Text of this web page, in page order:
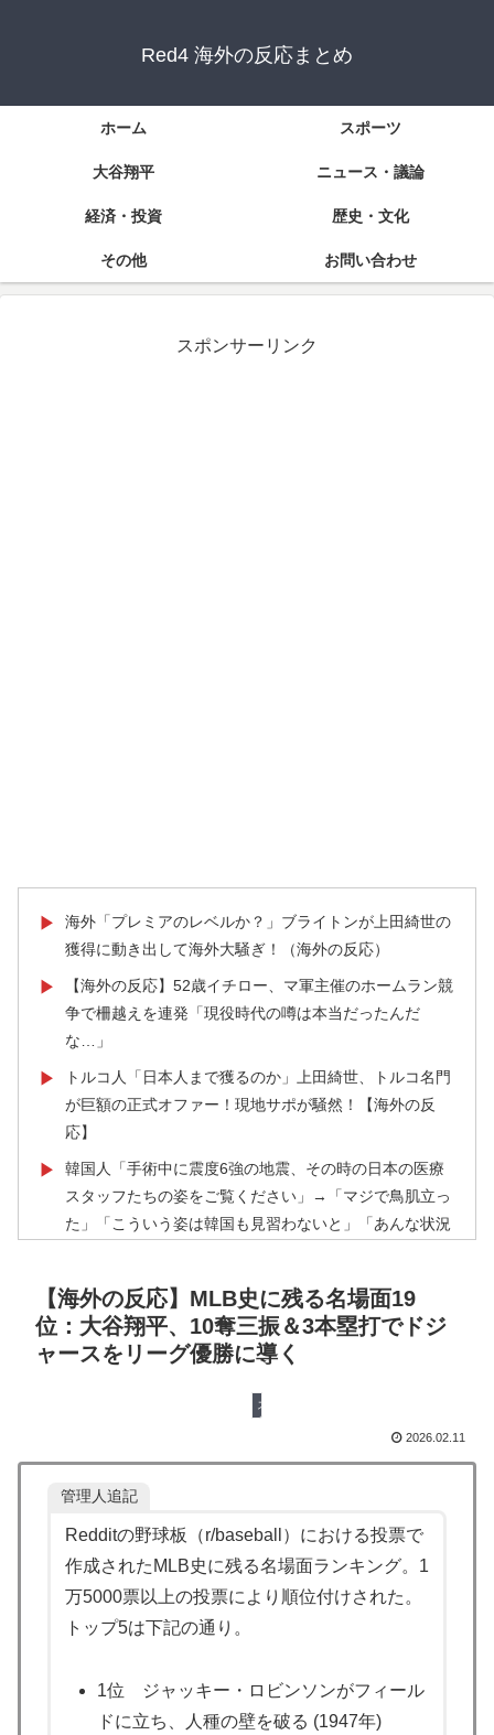
Red4 海外の反応まとめ
ホーム スポーツ
大谷翔平 ニュース・議論
経済・投資 歴史・文化
その他 お問い合わせ
スポンサーリンク
▶
海外「プレミアのレベルか？」ブライトンが上田綺世の
獲得に動き出して海外大騒ぎ！（海外の反応）
▶
【海外の反応】52歳イチロー、マ軍主催のホームラン競
争で柵越えを連発「現役時代の噂は本当だったんだ
な…」
▶
トルコ人「日本人まで獲るのか」上田綺世、トルコ名門
が巨額の正式オファー！現地サポが騒然！【海外の反
応】
▶
韓国人「手術中に震度6強の地震、その時の日本の医療
スタッフたちの姿をご覧ください」→「マジで鳥肌立っ
た」「こういう姿は韓国も見習わないと」「あんな状況
▶
外国人「親子丼という日本の料理の直訳を知ってしまっ
た…」
12年の国際試合における外国審判への接待疑惑が海外で
海外「今年、夏の暑さが厳しい日本でこんなものが売れ
てるらしい！ｗ」外国人が驚いた日本の商品と
は・・・？【海外の反応】
【MLB】ドジャースファン「7連敗はしんどいわ……」
→ 「まだまだ7.5ゲーム差もあるんだぞ」「毎年暑い季
節に負けることが増えるけど結局10月には勝って終わる
海外「全部日本の真似だったのか…」 日本の普通のテ
レビ番組が最新SNSの数十年先を行っていたと話題に
【海外の反応】MLB史に残る名場面19
位：大谷翔平、10奪三振＆3本塁打でドジ
ャースをリーグ優勝に導く
スポーツ
2026.02.11
管理人追記
Redditの野球板（r/baseball）における投票で
作成されたMLB史に残る名場面ランキング。1
万5000票以上の投票により順位付けされた。
トップ5は下記の通り。
1位 ジャッキー・ロビンソンがフィール
ドに立ち、人種の壁を破る (1947年)